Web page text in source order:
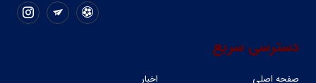
دسترسی سریع
صفحه اصلی
اخبار